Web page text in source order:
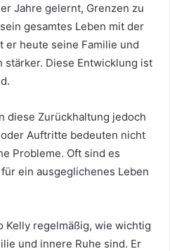
Jahre gelernt, Grenzen zu
gesamtes Leben mit der
heute seine Familie und
stärker. Diese Entwicklung ist
diese Zurückhaltung jedoch
Auftritte bedeuten nicht
Probleme. Oft sind es
ein ausgeglichenes Leben
Kelly regelmäßig, wie wichtig
und innere Ruhe sind. Er